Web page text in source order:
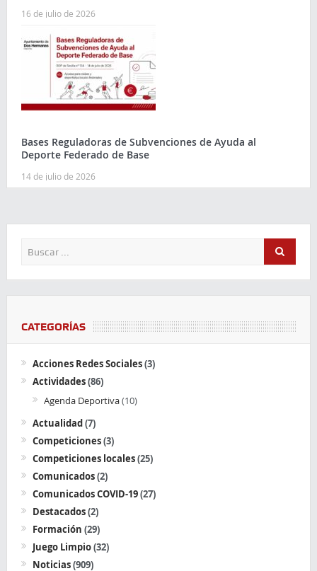
16 de julio de 2026
Bases Reguladoras de Subvenciones de Ayuda al
Deporte Federado de Base
14 de julio de 2026
CATEGORÍAS
Acciones Redes Sociales(3)
Actividades(86)
Agenda Deportiva(10)
Actualidad(7)
Competiciones(3)
Competiciones locales(25)
Comunicados(2)
Comunicados COVID-19(27)
Destacados(2)
Formación (29)
Juego Limpio(32)
Noticias(909)